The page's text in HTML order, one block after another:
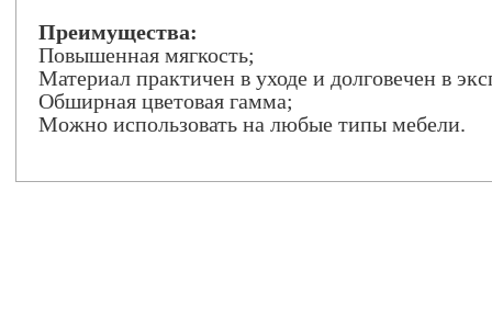
Преимущества:
Повышенная мягкость;
Материал практичен в уходе и долговечен в
Обширная цветовая гамма;
Можно использовать на любые типы мебели.